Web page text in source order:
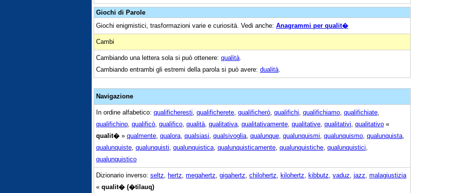
Giochi di Parole
Giochi enigmistici, trasformazioni varie e curiosità. Vedi anche: Anagrammi per qualit�
Cambi
Cambiando una lettera sola si può ottenere: qualità.
Cambiando entrambi gli estremi della parola si può avere: dualità.
Navigazione
In ordine alfabetico: qualificheresti, qualificherete, qualificherò, qualifichi, qualifichiamo, qualifichiate,
qualifichino, qualificò, qualifico, qualità, qualitativa, qualitativamente, qualitative, qualitativi, qualitativo «
qualit� » qualmente, qualora, qualsiasi, qualsivoglia, qualunque, qualunquismi, qualunquismo, qualunquista,
qualunquiste, qualunquisti, qualunquistica, qualunquisticamente, qualunquistiche, qualunquistici,
qualunquistico
Dizionario inverso: seltz, hertz, megahertz, gigahertz, chilohertz, kilohertz, kibbutz, vaduz, jazz, malagiustizia‎
« qualit� (�tilauq)